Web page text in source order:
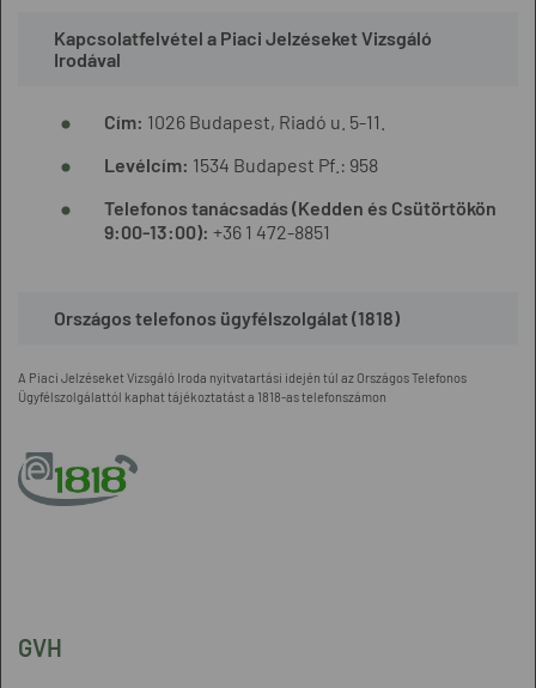
GVH
Kapcsolatfelvétel a Piaci Jelzéseket Vizsgáló
Irodával
Cím: 1026 Budapest, Riadó u. 5-11.
Levélcím: 1534 Budapest Pf.: 958
Telefonos tanácsadás (Kedden és Csütörtökön
9:00-13:00): +36 1 472-8851
Országos telefonos ügyfélszolgálat (1818)
A Piaci Jelzéseket Vizsgáló Iroda nyitvatartási idején túl az Országos Telefonos
Ügyfélszolgálattól kaphat tájékoztatást a 1818-as telefonszámon